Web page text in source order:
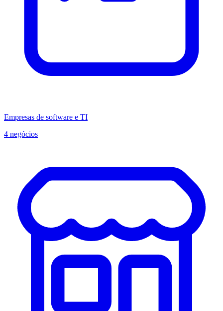
Empresas de software e TI
4 negócios